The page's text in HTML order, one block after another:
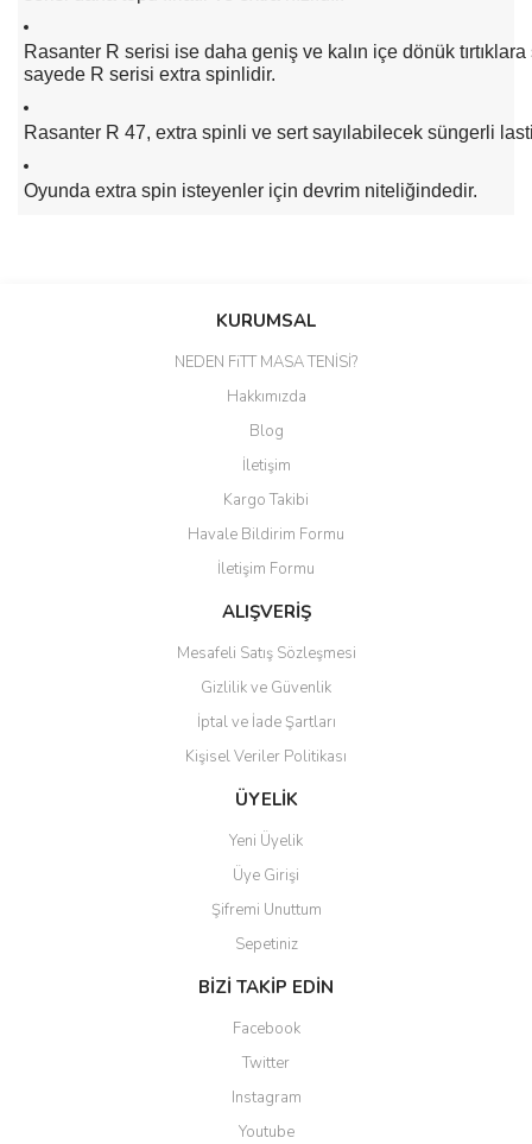
Rasanter R serisi ise daha geniş ve kalın içe dönük
sayede R serisi extra spinlidir.
Rasanter R 47, extra spinli ve sert sayılabilecek süngerli
Oyunda extra spin isteyenler için devrim niteliğindedir.
Bu ürüne ilk yorumu siz yapın!
Ürün resmi kalitesiz, bozuk veya görüntülenemiyor.
Ürün açıklamasında eksik bilgiler bulunuyor.
Ürün bilgilerinde hatalar bulunuyor.
Ürün fiyatı diğer sitelerden daha pahalı.
Bu ürüne benzer farklı alternatifler olmalı.
Gönder
KURUMSAL
NEDEN FiTT MASA TENİSİ?
Hakkımızda
Blog
İletişim
Kargo Takibi
Havale Bildirim Formu
İletişim Formu
ALIŞVERİŞ
Mesafeli Satış Sözleşmesi
Gizlilik ve Güvenlik
İptal ve İade Şartları
Kişisel Veriler Politikası
ÜYELİK
Yeni Üyelik
Üye Girişi
Şifremi Unuttum
Sepetiniz
BİZİ TAKİP EDİN
Facebook
Twitter
Instagram
Youtube